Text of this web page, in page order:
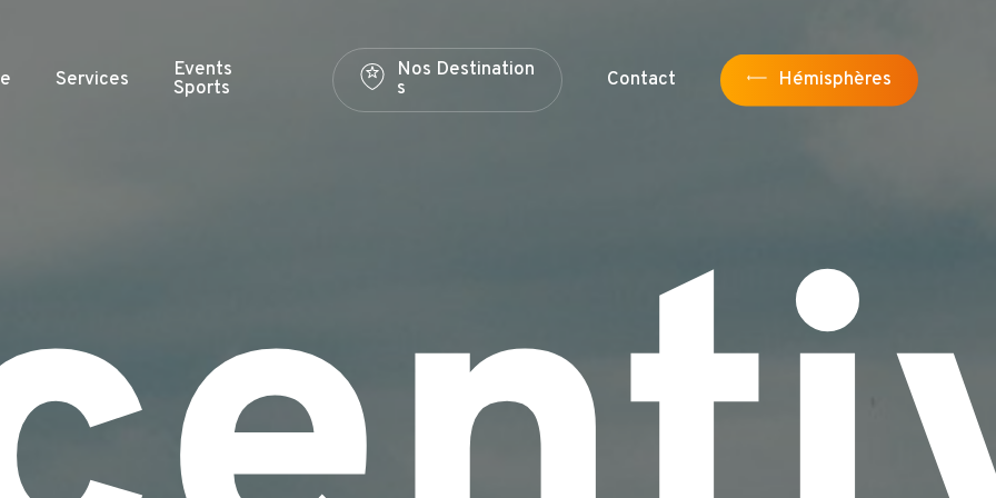
Services Events
Sports
Nos Destination
s Contact Hémisphères